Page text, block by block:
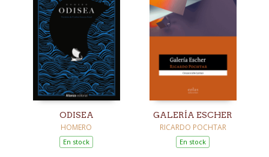
ODISEA
HOMERO
En stock
GALERÍA ESCHER
RICARDO POCHTAR
En stock